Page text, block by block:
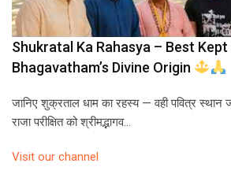
Shukratal Ka Rahasya – Best
Bhagavatham’s Divine Origin
जानिए शुक्रताल धाम का रहस्य — वही पवित्र स्थान
राजा परीक्षित को श्रीमद्भागव…
Visit our channel